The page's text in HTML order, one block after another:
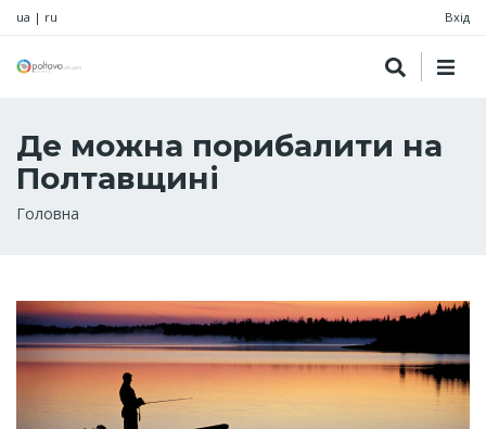
ua | ru Вхід
Де можна порибалити на
Полтавщині
Рядок
Головна